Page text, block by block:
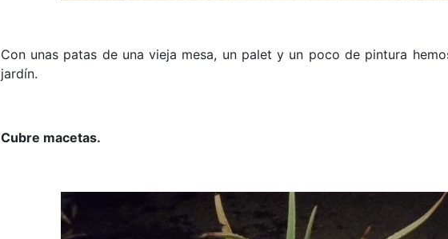
Con unas patas de una vieja mesa, un palet y un poco de pintura
jardín.
Cubre macetas.